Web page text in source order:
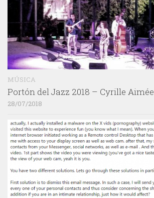
MÚSICA
Portón del Jazz 2018 – Cyrille Aimée
28/07/2018